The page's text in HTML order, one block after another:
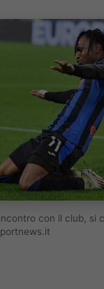
con il club, si